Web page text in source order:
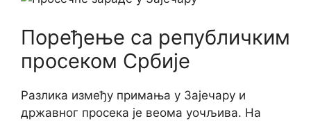
Поређење са републичким
просеком Србије
Разлика између примања у Зајечару и
државног просека је веома уочљива. На